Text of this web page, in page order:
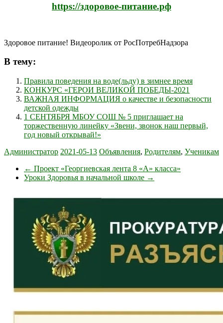
https://здоровое-питание.рф
Здоровое питание! Видеоролик от РосПотребНадзора
В тему:
Правила поведения на воде(льду) в зимнее время
КОНКУРС «ГЕРОИ ВЕЛИКОЙ ПОБЕДЫ-2021
ВАЖНАЯ ИНФОРМАЦИЯ о качестве и безопасности
детской одежды
1 СЕНТЯБРЯ МБОУ СОШ № 5 приглашает на
торжественную линейку «Звени, звонок наш первый,
год новый открывай!»
Администратор 2021-05-13 Объявления, Родителям, Ученикам
← Проект «Георгиевская лента 8 «А» класса»
Уроки Здоровья в начальной школе →